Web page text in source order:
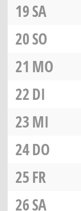
19SA
20SO
21 MO
22DI
23MI
24DO
25FR
26SA